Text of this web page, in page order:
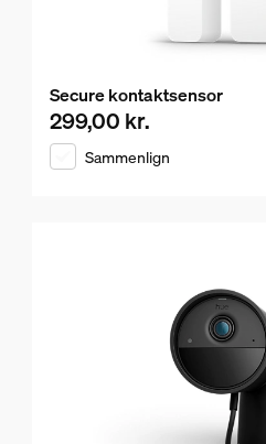
Secure kontaktsensor
Nuværende pris er 299,00 kr.
299,00 kr.
Sammenlign